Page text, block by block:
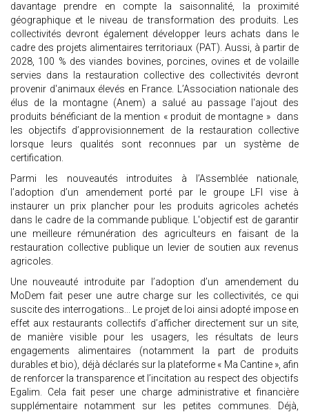
davantage prendre en compte la saisonnalité, la proximité
géographique et le niveau de transformation des produits. Les
collectivités devront également développer leurs achats dans le
cadre des projets alimentaires territoriaux (PAT). Aussi, à partir de
2028, 100 % des viandes bovines, porcines, ovines et de volaille
servies dans la restauration collective des collectivités devront
provenir d'animaux élevés en France. L’Association nationale des
élus de la montagne (Anem) a salué au passage l'ajout des
produits bénéficiant de la mention « produit de montagne » dans
les objectifs d’approvisionnement de la restauration collective
lorsque leurs qualités sont reconnues par un système de
certification.
Parmi les nouveautés introduites à l’Assemblée nationale,
l’adoption d’un amendement porté par le groupe LFI vise à
instaurer un prix plancher pour les produits agricoles achetés
dans le cadre de la commande publique. L'objectif est de garantir
une meilleure rémunération des agriculteurs en faisant de la
restauration collective publique un levier de soutien aux revenus
agricoles.
Une nouveauté introduite par l’adoption d’un amendement du
MoDem fait peser une autre charge sur les collectivités, ce qui
suscite des interrogations... Le projet de loi ainsi adopté impose en
effet aux restaurants collectifs d’afficher directement sur un site,
de manière visible pour les usagers, les résultats de leurs
engagements alimentaires (notamment la part de produits
durables et bio), déjà déclarés sur la plateforme « Ma Cantine », afin
de renforcer la transparence et l’incitation au respect des objectifs
Egalim. Cela fait peser une charge administrative et financière
supplémentaire notamment sur les petites communes. Déjà,